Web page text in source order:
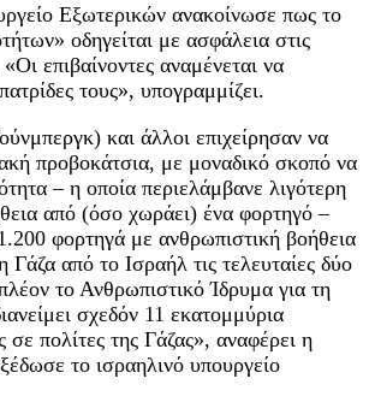
Εξωτερικών ανακοίνωσε πως το
οδηγείται με ασφάλεια στις
επιβαίνοντες αναμένεται να
τους», υπογραμμίζει.
και άλλοι επιχείρησαν να
προβοκάτσια, με μοναδικό σκοπό να
– η οποία περιελάμβανε λιγότερη
από (όσο χωράει) ένα φορτηγό –
φορτηγά με ανθρωπιστική βοήθεια
Γάζα από το Ισραήλ τις τελευταίες δύο
το Ανθρωπιστικό Ίδρυμα για τη
σχεδόν 11 εκατομμύρια
σε πολίτες της Γάζας», αναφέρει η
το ισραηλινό υπουργείο